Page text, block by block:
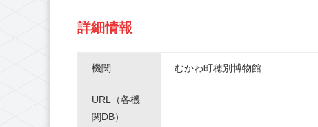
詳細情報
機関 むかわ町穂別博物館
URL（各機
関DB）